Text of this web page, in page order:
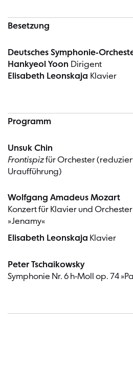
Besetzung
Deutsches Symphonie-
Hankyeol Yoon Dirigent
Elisabeth Leonskaja Klavier
Programm
Unsuk Chin
Frontispizfür Orchester
Uraufführung)
Wolfgang Amadeus Mozart
Konzert für Klavier und Orchester
»Jenamy«
Elisabeth Leonskaja Klavier
Peter Tschaikowsky
Symphonie Nr. 6 h-Moll op. 74